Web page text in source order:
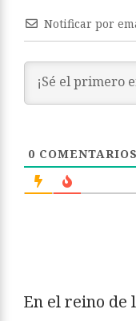
Notificar por
0 COMENTARIOS
En el reino de